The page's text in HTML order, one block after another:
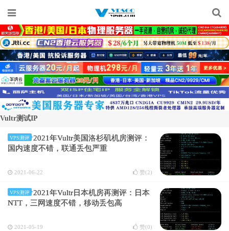
Vultr测试IP
VPS测评
2021年Vultr美国洛杉矶机房测评：
国内速度不错，联通丢包严重
2021-06-22 赞(2)
VPS测评
2021年Vultr日本机房再测评：日本
NTT，三网速度不错，移动丢包高
2021-05-19 赞(0)